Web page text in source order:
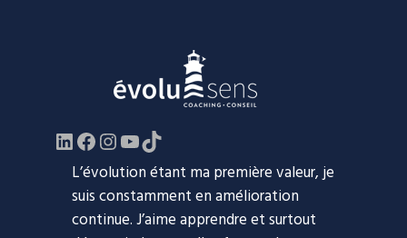
LinkedIn
Facebook
https://www.instagram.com/
YouTube
TikTok
L’évolution étant ma première valeur, je
suis constamment en amélioration
continue. J’aime apprendre et surtout